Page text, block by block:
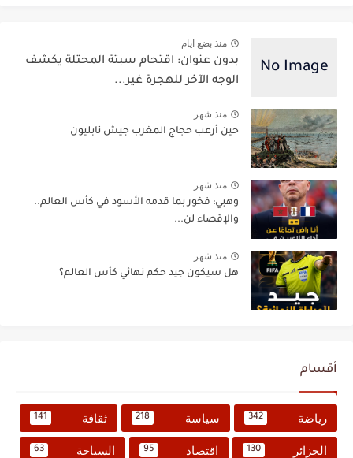
منذ بضع ايام
بدون عنوان: اقتحام سبتة المحتلة يكشف
الوجه الآخر للهجرة غير...
منذ شهر
حين أرعب حجاج المغرب جيش نابليون
منذ شهر
وهبي: فخور بما قدمه الأسود في كأس العالم..
والإقصاء لن...
منذ شهر
هل سيكون جيد حكم نهائي كأس العالم؟
أقسام
رياضة 342 سياسة 218 ثقافة 141
الجزائر 130 اقتصاد 95 السياحة 63